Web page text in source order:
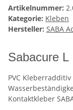
Artikelnummer:
Kategorie: Kleben
Hersteller: SABA
Sabacure
PVC
Kontaktkleber